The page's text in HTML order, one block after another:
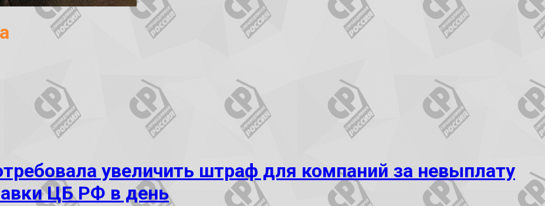
увеличить штраф для компаний за невыплату
ЦБ РФ в день